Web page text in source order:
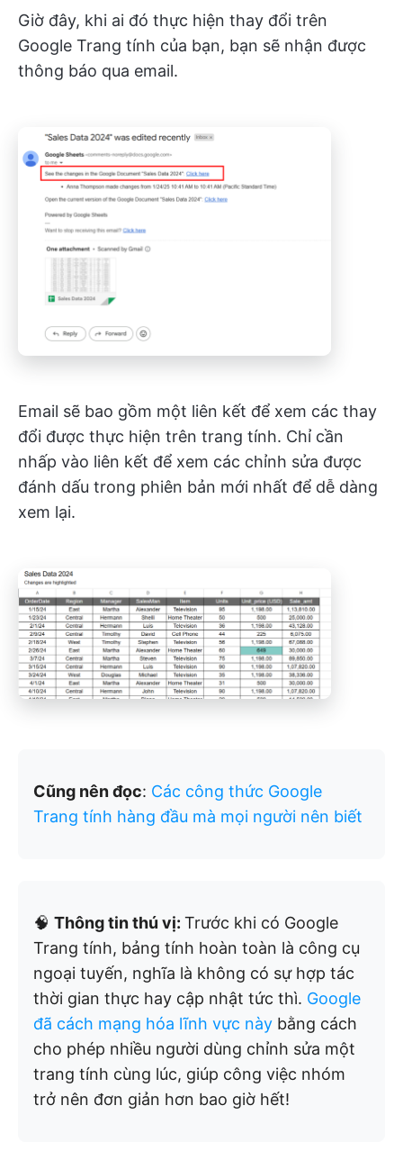
Giờ đây, khi ai đó thực hiện thay đổi trên
Google Trang tính của bạn, bạn sẽ nhận được
thông báo qua email.
Email sẽ bao gồm một liên kết để xem các thay
đổi được thực hiện trên trang tính. Chỉ cần
nhấp vào liên kết để xem các chỉnh sửa được
đánh dấu trong phiên bản mới nhất để dễ dàng
xem lại.
Cũng nên đọc: Các công thức Google
Trang tính hàng đầu mà mọi người nên biết
🧠 Thông tin thú vị: Trước khi có Google
Trang tính, bảng tính hoàn toàn là công cụ
ngoại tuyến, nghĩa là không có sự hợp tác
thời gian thực hay cập nhật tức thì. Google
đã cách mạng hóa lĩnh vực này bằng cách
cho phép nhiều người dùng chỉnh sửa một
trang tính cùng lúc, giúp công việc nhóm
trở nên đơn giản hơn bao giờ hết!